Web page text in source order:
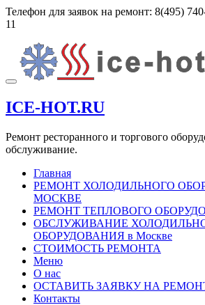
Перейти
к
Телефон для заявок на ремонт: 8(495)
11
Показать/
навигацию
ICE-HOT.RU
Ремонт ресторанного и торгового
обслуживание.
Главная
РЕМОНТ ХОЛОДИЛЬНОГО
МОСКВЕ
РЕМОНТ ТЕПЛОВОГО
ОБСЛУЖИВАНИЕ
ОБОРУДОВАНИЯ в Москве
СТОИМОСТЬ РЕМОНТА
Меню
О нас
ОСТАВИТЬ ЗАЯВКУ НА
Контакты